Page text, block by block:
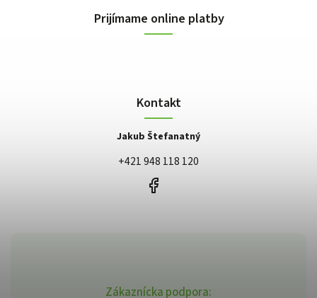
Zákaznícka podpora:
Prijímame online platby
Kontakt
Jakub Štefanatný
+421 948 118 120